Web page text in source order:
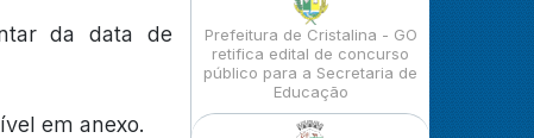
da data de
em anexo.
Prefeitura de Cristalina - GO
retifica edital de concurso
público para a Secretaria de
Educação